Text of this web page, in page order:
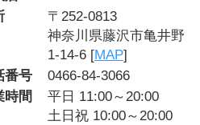
〒252-0813
神奈川県藤沢市亀井野
1-14-6 [MAP]
番号
0466-84-3066
時間
平日 11:00～20:00
土日祝 10:00～20:00